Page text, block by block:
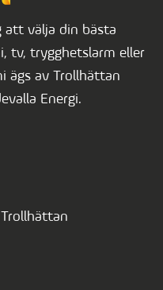
att välja din bästa
tv, trygghetslarm eller
ägs av Trollhättan
Energi.